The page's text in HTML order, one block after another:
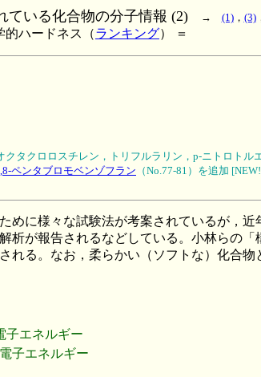
ている化合物の分子情報 (2) → (1)， (3)
的ハードネス（ランキング） ＝
タクロロスチレン，トリフルラリン，p-ニトロトル
ペンタブロモベンゾフラン （No.77-81）を追加
に様々な試験法が考案されているが，
が報告されるなどしている。小林らの
る。なお，柔らかい（ソフトな）化合物
子エネルギー
子エネルギー